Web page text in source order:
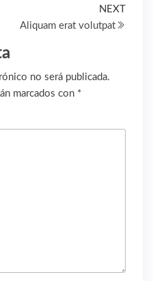
Next
NEXT
Aliquam erat volutpat
no será publicada.
marcados con *